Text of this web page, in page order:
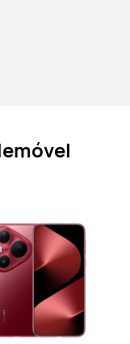
70 Pro
1 199,00 €
Informe-me